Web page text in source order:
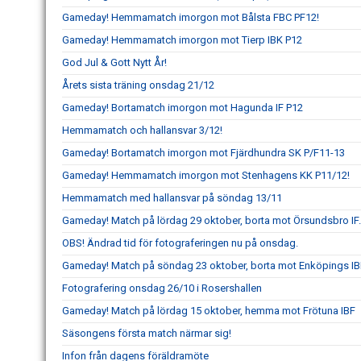
Gameday! Hemmamatch imorgon mot Bålsta FBC PF12!
Gameday! Hemmamatch imorgon mot Tierp IBK P12
God Jul & Gott Nytt År!
Årets sista träning onsdag 21/12
Gameday! Bortamatch imorgon mot Hagunda IF P12
Hemmamatch och hallansvar 3/12!
Gameday! Bortamatch imorgon mot Fjärdhundra SK P/F11-13
Gameday! Hemmamatch imorgon mot Stenhagens KK P11/12!
Hemmamatch med hallansvar på söndag 13/11
Gameday! Match på lördag 29 oktober, borta mot Örsundsbro IF.
OBS! Ändrad tid för fotograferingen nu på onsdag.
Gameday! Match på söndag 23 oktober, borta mot Enköpings
Fotografering onsdag 26/10 i Rosershallen
Gameday! Match på lördag 15 oktober, hemma mot Frötuna IBF
Säsongens första match närmar sig!
Infon från dagens föräldramöte